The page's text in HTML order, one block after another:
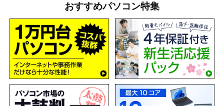
おすすめパソコン特集